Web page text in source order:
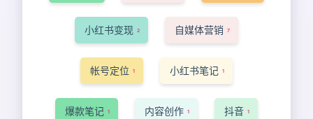
小红书变现 2 自媒体营销 7
帐号定位 1 小红书笔记 1
爆款笔记 1 内容创作 1 抖音 1